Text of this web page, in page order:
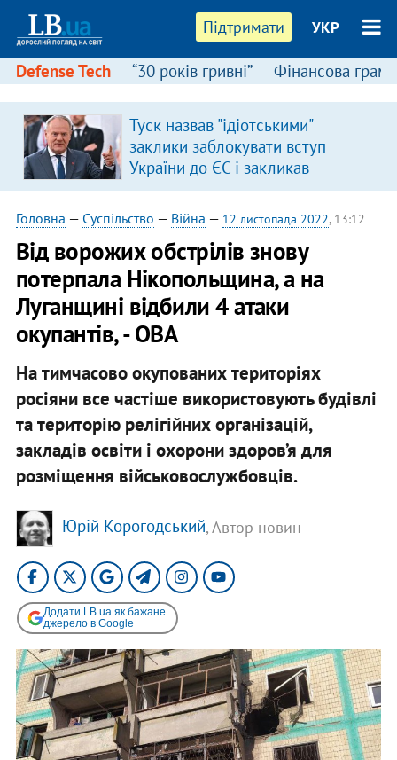
Підтримати УКР
Defense Tech “30 років гривні” Фінансова
Туск назвав "ідіотськими"
заклики заблокувати вступ
України до ЄС і закликав
припинити антиукраїнську
риторику
Головна — Суспільство — Війна — 12 листопада 2022, 13:12
Від ворожих обстрілів знову
потерпала Нікопольщина, а на
Луганщині відбили 4 атаки
окупантів, - ОВА
На тимчасово окупованих територіях
росіяни все частіше використовують будівлі
та територію релігійних організацій,
закладів освіти і охорони здоров’я для
розміщення військовослужбовців.
Юрій Корогодський, Автор новин
Додати LB.ua як бажане
джерело в Google